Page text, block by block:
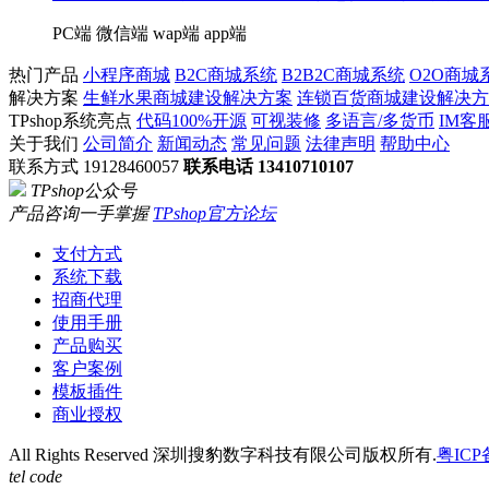
PC端 微信端 wap端 app端
热门产品 小程序商城 B2C商城系统 B2B2C商城系统 O2O商城
解决方案 生鲜水果商城建设解决方案 连锁百货商城建设解决
TPshop系统亮点 代码100%开源 可视装修 多语言/多货币 IM客
关于我们 公司简介 新闻动态 常见问题 法律声明 帮助中心
联系方式 19128460057 联系电话 13410710107
TPshop公众号
产品咨询一手掌握 TPshop官方论坛
支付方式
系统下载
招商代理
使用手册
产品购买
客户案例
模板插件
商业授权
All Rights Reserved 深圳搜豹数字科技有限公司版权所有.粤ICP
tel code